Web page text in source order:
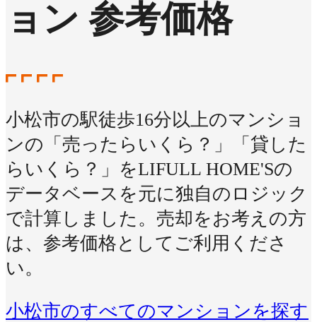
ョン 参考価格
小松市の駅徒歩16分以上のマンショ
ンの「売ったらいくら？」「貸した
らいくら？」をLIFULL HOME'Sの
データベースを元に独自のロジック
で計算しました。売却をお考えの方
は、参考価格としてご利用くださ
い。
小松市のすべてのマンションを探す